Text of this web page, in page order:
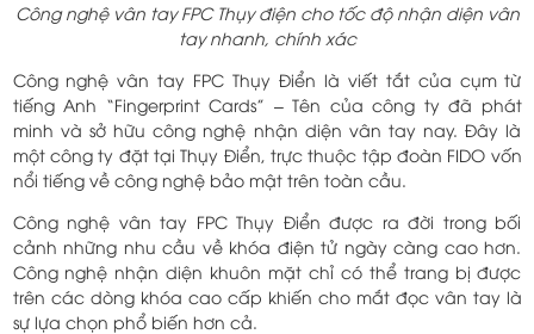
Công nghệ vân tay FPC Thụy điện cho tốc độ nhận diện vân
tay nhanh, chính xác
Công nghệ vân tay FPC Thụy Điển là viết tắt của cụm từ
tiếng Anh “Fingerprint Cards” – Tên của công ty đã phát
minh và sở hữu công nghệ nhận diện vân tay nay. Đây là
một công ty đặt tại Thụy Điển, trực thuộc tập đoàn FIDO vốn
nổi tiếng về công nghệ bảo mật trên toàn cầu.
Công nghệ vân tay FPC Thụy Điển được ra đời trong bối
cảnh những nhu cầu về khóa điện tử ngày càng cao hơn.
Công nghệ nhận diện khuôn mặt chỉ có thể trang bị được
trên các dòng khóa cao cấp khiến cho mắt đọc vân tay là
sự lựa chọn phổ biến hơn cả.